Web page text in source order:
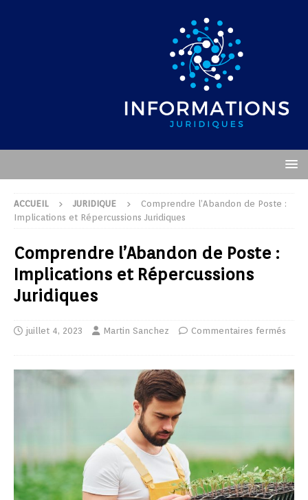
ACCUEIL JURIDIQUE
Comprendre l’Abandon de Poste :
Implications et Répercussions Juridiques
Comprendre l’Abandon de Poste :
Implications et Répercussions
Juridiques
juillet 4, 2023 Martin Sanchez Commentaires fermés